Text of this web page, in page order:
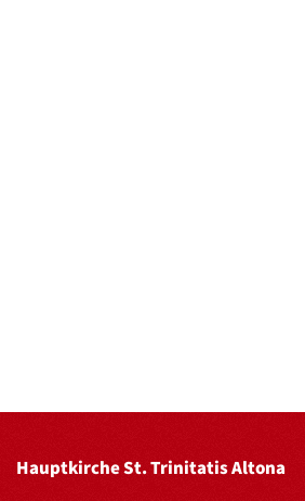
Hauptkirche St. Trinitatis Altona